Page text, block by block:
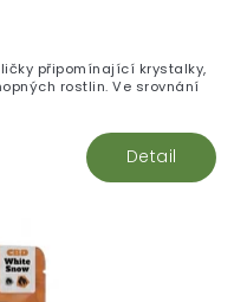
Detail
připomínající krystalky,
rostlin. Ve srovnání